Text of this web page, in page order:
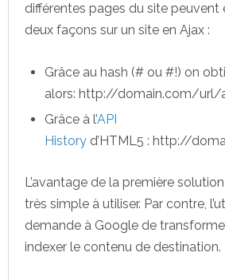
différentes pages du site peuvent
deux façons sur un site en Ajax :
Grâce au hash (# ou #!) on
alors: http://domain.com/
Grâce à l’API
History d’HTML5 : http://
L’avantage de la première
très simple à utiliser. Par contre,
demande à Google de
indexer le contenu de destination.